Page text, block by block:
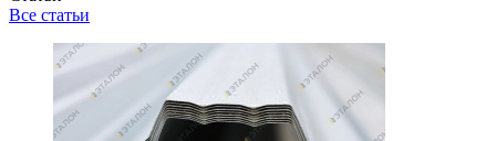
Все статьи